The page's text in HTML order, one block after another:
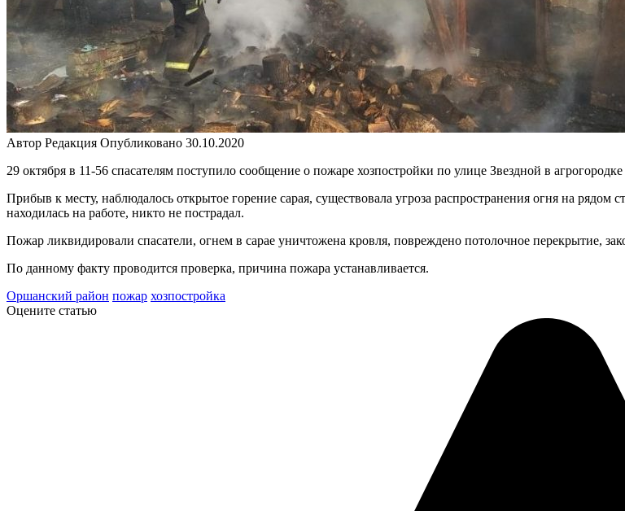
Автор Редакция Опубликовано 30.10.2020
29 октября в 11-56 спасателям поступило сообщение о пожаре хозпостройки по улице Звездной в
Прибыв к месту, наблюдалось открытое горение сарая, существовала угроза распространения огня на
находилась на работе, никто не пострадал.
Пожар ликвидировали спасатели, огнем в сарае уничтожена кровля, повреждено потолочное перекрытие,
По данному факту проводится проверка, причина пожара устанавливается.
Оршанский район пожар хозпостройка
Оцените статью